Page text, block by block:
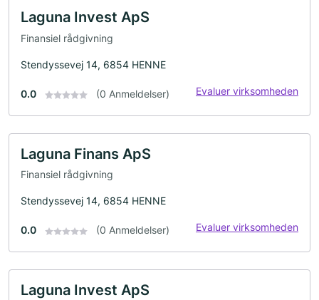
Laguna Invest ApS
Finansiel rådgivning
Stendyssevej 14, 6854 HENNE
0.0 (0 Anmeldelser) Evaluer virksomheden
Laguna Finans ApS
Finansiel rådgivning
Stendyssevej 14, 6854 HENNE
0.0 (0 Anmeldelser) Evaluer virksomheden
Laguna Invest ApS